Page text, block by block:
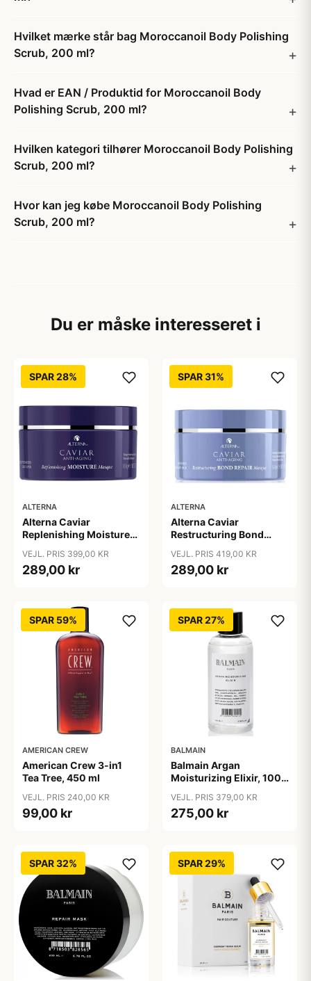
Hvilket mærke står bag Moroccanoil Body Polishing
Scrub, 200 ml?
Hvad er EAN / Produktid for Moroccanoil Body
Polishing Scrub, 200 ml?
Hvilken kategori tilhører Moroccanoil Body Polishing
Scrub, 200 ml?
Hvor kan jeg købe Moroccanoil Body Polishing
Scrub, 200 ml?
Du er måske interesseret i
SPAR 28%
ALTERNA
Alterna Caviar
Replenishing Moisture
VEJL. PRIS 399,00 KR
289,00 kr
SPAR 31%
ALTERNA
Alterna Caviar
Restructuring Bond
VEJL. PRIS 419,00 KR
289,00 kr
SPAR 59%
AMERICAN CREW
American Crew 3-in1
Tea Tree, 450 ml
VEJL. PRIS 240,00 KR
99,00 kr
SPAR 27%
BALMAIN
Balmain Argan
Moisturizing Elixir, 100
VEJL. PRIS 379,00 KR
275,00 kr
SPAR 32% SPAR 29%